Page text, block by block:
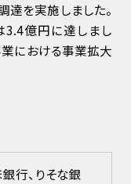
達を実施しました。
億円に達しまし
における事業拡大
行、りそな銀